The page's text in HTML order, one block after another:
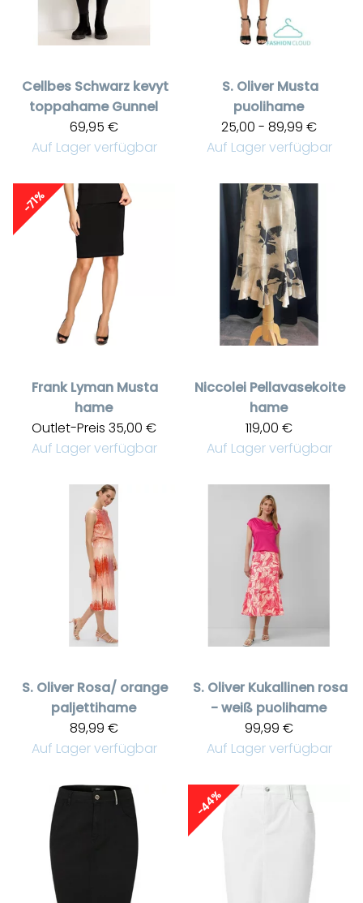
Cellbes Schwarz kevyt
toppahame Gunnel
69,95 €
Auf Lager verfügbar
S. Oliver Musta
puolihame
25,00 - 89,99 €
Auf Lager verfügbar
-71%
Frank Lyman Musta
hame
Outlet-Preis 35,00 €
Auf Lager verfügbar
Niccolei Pellavasekoite
hame
119,00 €
Auf Lager verfügbar
S. Oliver Rosa/ orange
paljettihame
89,99 €
Auf Lager verfügbar
S. Oliver Kukallinen rosa
- weiß puolihame
99,99 €
Auf Lager verfügbar
-44%